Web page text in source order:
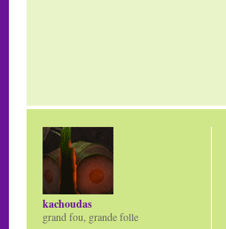
kachoudas
grand fou, grande folle